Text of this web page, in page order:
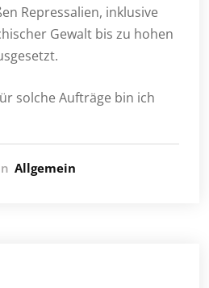
Repressalien, inklusive
Gewalt bis zu hohen
solche Aufträge bin ich
Allgemein